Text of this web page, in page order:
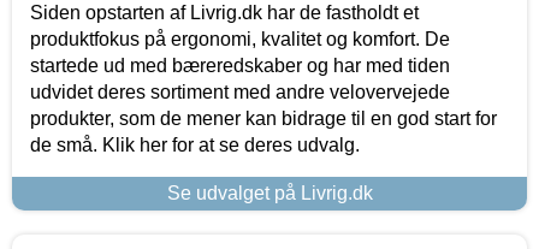
Siden opstarten af Livrig.dk har de fastholdt et
produktfokus på ergonomi, kvalitet og komfort. De
startede ud med bæreredskaber og har med tiden
udvidet deres sortiment med andre velovervejede
produkter, som de mener kan bidrage til en god start for
de små. Klik her for at se deres udvalg.
Se udvalget på Livrig.dk